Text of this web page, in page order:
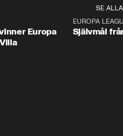
SE ALLA
Europa
EUROPA
Självmål